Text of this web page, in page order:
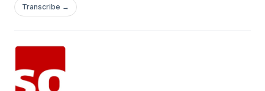
svou autorizovanou dealerskou síť o zavedenou značku
AUTO OPAT CZ s.r.o.
Transcribe →